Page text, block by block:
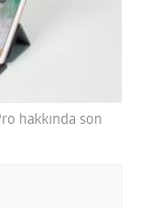
hakkında son